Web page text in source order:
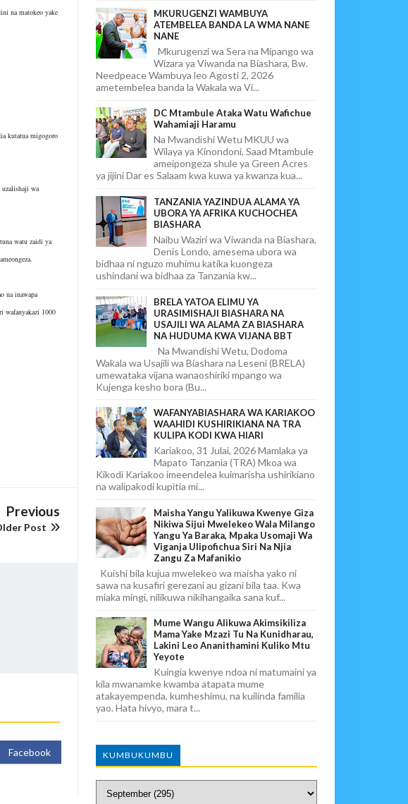
na matokeo yake
kutatua migogoro
uzalishaji wa
watu zaidi ya
na inawapa
wafanyakazi 1000
Previous
Post
Facebook
MKURUGENZI WAMBUYA
ATEMBELEA BANDA LA WMA NANE
NANE
Mkurugenzi wa Sera na Mipango wa
Wizara ya Viwanda na Biashara, Bw.
Needpeace Wambuya leo Agosti 2, 2026
ametembelea banda la Wakala wa Vi...
DC Mtambule Ataka Watu Wafichue
Wahamiaji Haramu
Na Mwandishi Wetu MKUU wa
Wilaya ya Kinondoni, Saad Mtambule
ameipongeza shule ya Green Acres
ya jijini Dar es Salaam kwa kuwa ya kwanza kua...
TANZANIA YAZINDUA ALAMA YA
UBORA YA AFRIKA KUCHOCHEA
BIASHARA
Naibu Waziri wa Viwanda na Biashara,
Denis Londo, amesema ubora wa
bidhaa ni nguzo muhimu katika kuongeza
ushindani wa bidhaa za Tanzania kw...
BRELA YATOA ELIMU YA
URASIMISHAJI BIASHARA NA
USAJILI WA ALAMA ZA BIASHARA
NA HUDUMA KWA VIJANA BBT
Na Mwandishi Wetu, Dodoma
Wakala wa Usajili wa Biashara na Leseni (BRELA)
umewataka vijana wanaoshiriki mpango wa
Kujenga kesho bora (Bu...
WAFANYABIASHARA WA KARIAKOO
WAAHIDI KUSHIRIKIANA NA TRA
KULIPA KODI KWA HIARI
Kariakoo, 31 Julai, 2026 Mamlaka ya
Mapato Tanzania (TRA) Mkoa wa
Kikodi Kariakoo imeendelea kuimarisha ushirikiano
na walipakodi kupitia mi...
Maisha Yangu Yalikuwa Kwenye Giza
Nikiwa Sijui Mwelekeo Wala Milango
Yangu Ya Baraka, Mpaka Usomaji Wa
Viganja Ulipofichua Siri Na Njia
Zangu Za Mafanikio
Kuishi bila kujua mwelekeo wa maisha yako ni
sawa na kusafiri gerezani au gizani bila taa. Kwa
miaka mingi, nilikuwa nikihangaika sana kuf...
Mume Wangu Alikuwa Akimsikiliza
Mama Yake Mzazi Tu Na Kunidharau,
Lakini Leo Ananithamini Kuliko Mtu
Yeyote
Kuingia kwenye ndoa ni matumaini ya
kila mwanamke kwamba atapata mume
atakayempenda, kumheshimu, na kuilinda familia
yao. Hata hivyo, mara t...
KUMBUKUMBU